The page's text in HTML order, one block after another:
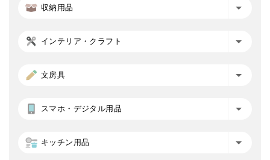
収納用品
インテリア・クラフト
文房具
スマホ・デジタル用品
キッチン用品